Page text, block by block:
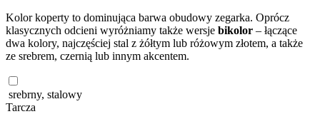
Kolor koperty to dominująca barwa obudowy zegarka. Oprócz
klasycznych odcieni wyróżniamy także wersje bikolor – łączące
dwa kolory, najczęściej stal z żółtym lub różowym złotem, a także
ze srebrem, czernią lub innym akcentem.
srebrny, stalowy
Tarcza